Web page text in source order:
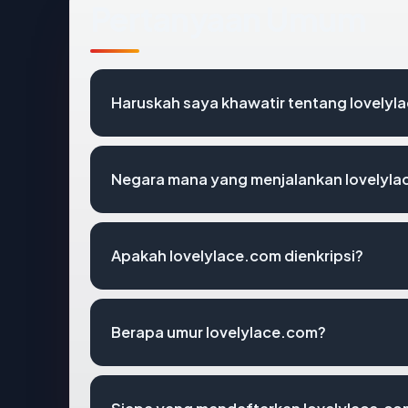
Haruskah saya khawatir tentang
Negara mana yang menjalankan
Apakah lovelylace.com dienkripsi?
Berapa umur lovelylace.com?